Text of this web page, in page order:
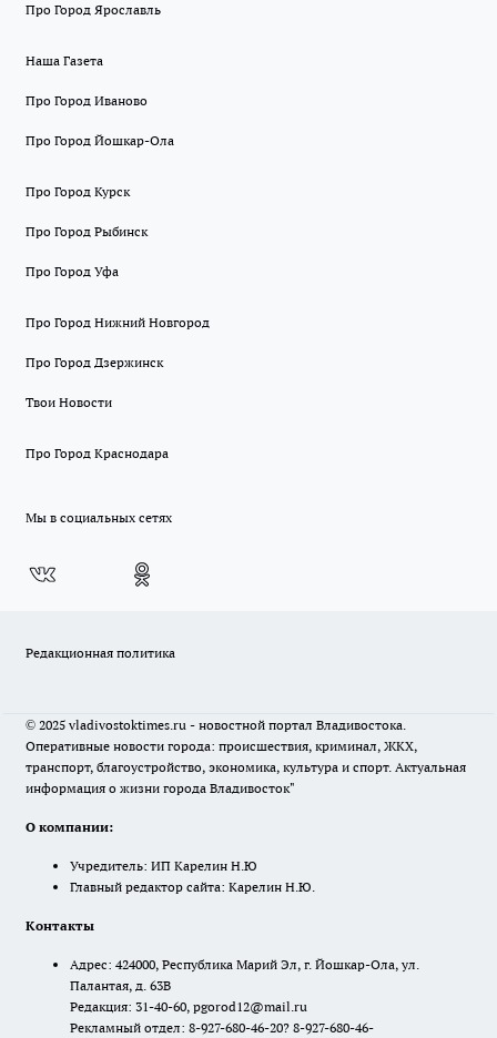
Про Город Ярославль
Наша Газета
Про Город Иваново
Про Город Йошкар-Ола
Про Город Курск
Про Город Рыбинск
Про Город Уфа
Про Город Нижний Новгород
Про Город Дзержинск
Твои Новости
Про Город Краснодара
Мы в социальных сетях
Редакционная политика
© 2025 vladivostoktimes.ru - новостной портал Владивостока.
Оперативные новости города: происшествия, криминал, ЖКХ,
транспорт, благоустройство, экономика, культура и спорт. Актуальная
информация о жизни города Владивосток"
О компании:
Учредитель: ИП Карелин Н.Ю
Главный редактор сайта: Карелин Н.Ю.
Контакты
Адрес: 424000, Республика Марий Эл, г. Йошкар-Ола, ул.
Палантая, д. 63В
Редакция: 31-40-60, pgorod12@mail.ru
Рекламный отдел: 8-927-680-46-20? 8-927-680-46-